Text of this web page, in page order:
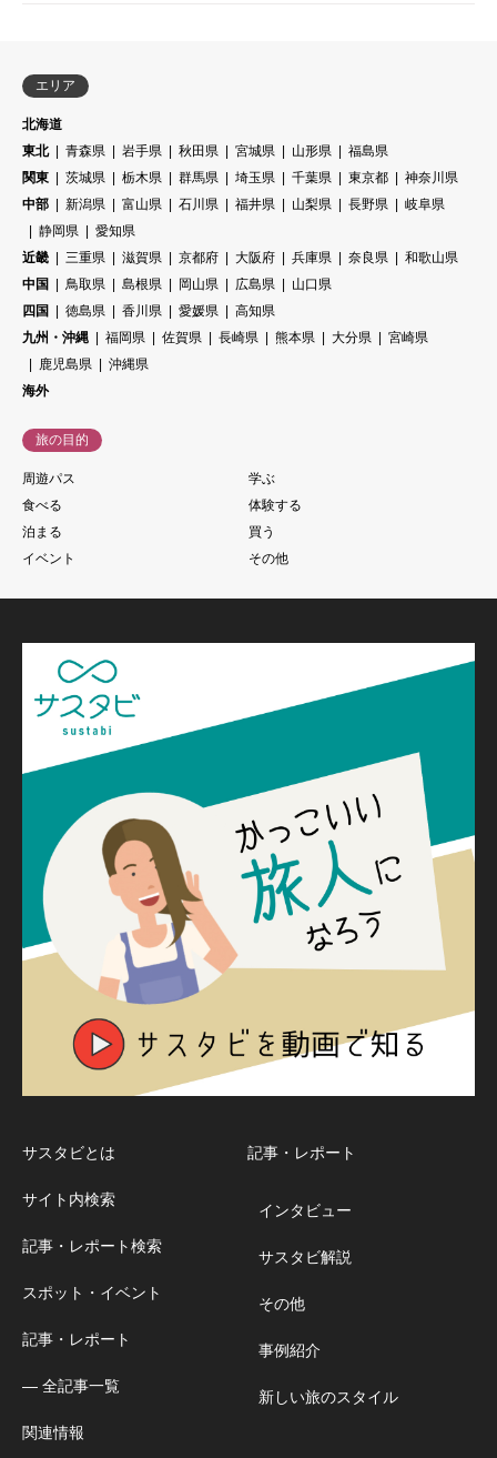
エリア
北海道
東北
青森県 岩手県 秋田県 宮城県 山形県
福島県
関東
茨城県 栃木県 群馬県 埼玉県 千葉県 東京都
神奈川県
中部
新潟県 富山県 石川県 福井県 山梨県 長野県
岐阜県
静岡県
愛知県
近畿
三重県 滋賀県 京都府 大阪府 兵庫県 奈良県
和歌山県
中国
鳥取県 島根県 岡山県 広島県
山口県
四国
徳島県 香川県 愛媛県
高知県
九州・沖縄
福岡県 佐賀県 長崎県 熊本県 大分県
宮崎県
鹿児島県
沖縄県
海外
旅の目的
周遊パス
学ぶ
食べる
体験する
泊まる
買う
イベント
その他
サスタビとは
サイト内検索
記事・レポート検索
スポット・イベント
記事・レポート
― 全記事一覧
関連情報
記事・レポート
インタビュー
サスタビ解説
その他
事例紹介
新しい旅のスタイル